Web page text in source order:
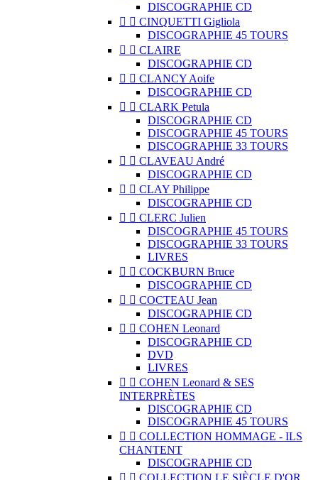
DISCOGRAPHIE CD
  CINQUETTI Gigliola
DISCOGRAPHIE 45 TOURS
  CLAIRE
DISCOGRAPHIE CD
  CLANCY Aoife
DISCOGRAPHIE CD
  CLARK Petula
DISCOGRAPHIE CD
DISCOGRAPHIE 45 TOURS
DISCOGRAPHIE 33 TOURS
  CLAVEAU André
DISCOGRAPHIE CD
  CLAY Philippe
DISCOGRAPHIE CD
  CLERC Julien
DISCOGRAPHIE 45 TOURS
DISCOGRAPHIE 33 TOURS
LIVRES
  COCKBURN Bruce
DISCOGRAPHIE CD
  COCTEAU Jean
DISCOGRAPHIE CD
  COHEN Leonard
DISCOGRAPHIE CD
DVD
LIVRES
  COHEN Leonard & SES
INTERPRÈTES
DISCOGRAPHIE CD
DISCOGRAPHIE 45 TOURS
  COLLECTION HOMMAGE - ILS
CHANTENT
DISCOGRAPHIE CD
  COLLECTION LE SIÈCLE D'OR